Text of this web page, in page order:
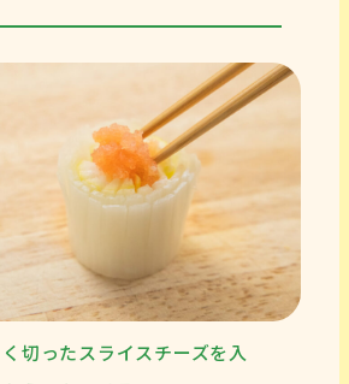
切ったスライスチーズを入